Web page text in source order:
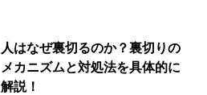
人はなぜ裏切るのか？裏切りの
メカニズムと対処法を具体的に
解説！